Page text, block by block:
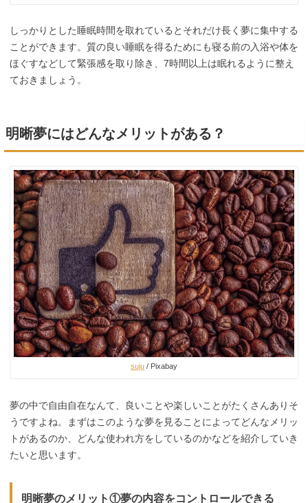
しっかりとした睡眠時間を取れているとそれだけ長く夢に集中する
ことができます。質の良い睡眠を得るためにも寝る前の入浴や体を
ほぐすなどして緊張感を取り除き、7時間以上は眠れるように整え
ておきましょう。
明晰夢にはどんなメリットがある？
suju / Pixabay
夢の中で自由自在なんて、良いことや楽しいことがたくさんありそ
うですよね。まずはこのような夢を見ることによってどんなメリッ
トがあるのか、どんな使われ方をしているのかなどを紹介していき
たいと思います。
明晰夢のメリット①夢の内容をコントロールできる